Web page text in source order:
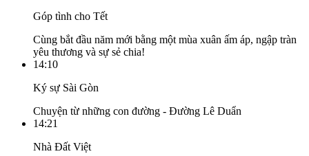
Góp tình cho Tết
Cùng bắt đầu năm mới bằng một mùa xuân ấm áp, ngập tràn
yêu thương và sự sẻ chia!
14:10
Ký sự Sài Gòn
Chuyện từ những con đường - Đường Lê Duẩn
14:21
Nhà Đất Việt